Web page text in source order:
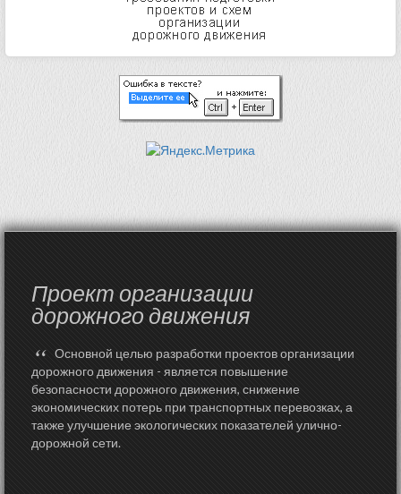
Проект организации
дорожного движения
“ Основной целью разработки проектов организации
дорожного движения - является повышение
безопасности дорожного движения, снижение
экономических потерь при транспортных перевозках, а
также улучшение экологических показателей улично-
дорожной сети.